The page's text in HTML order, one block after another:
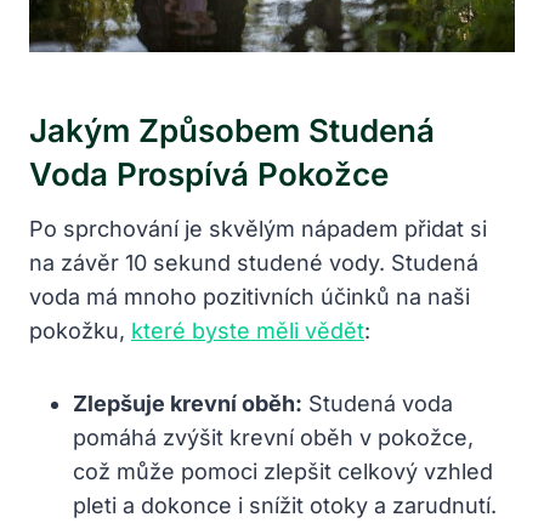
Jakým Způsobem Studená
Voda Prospívá Pokožce
Po sprchování je skvělým nápadem přidat si
na závěr 10 sekund studené vody. Studená
voda má mnoho pozitivních účinků na naši
pokožku, které byste měli vědět:
Zlepšuje krevní oběh: Studená voda
pomáhá zvýšit krevní oběh v pokožce,
což může pomoci zlepšit celkový vzhled
pleti a dokonce i snížit otoky a zarudnutí.